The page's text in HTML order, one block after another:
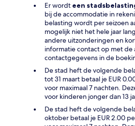
Er wordt een
bij de accommodatie in
belasting wordt per seizoen
mogelijk niet het hele jaar
andere uitzonderingen en
informatie contact op met de
contactgegevens in de
De stad heft de volgende
tot 31 maart betaal je EUR
voor maximaal 7 nachten.
voor kinderen jonger dan 13
De stad heft de volgende
oktober betaal je EUR 2.00